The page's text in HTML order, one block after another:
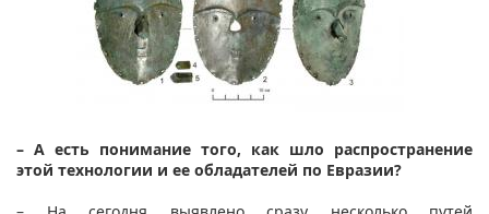
– А есть понимание того, как шло распространение
этой технологии и ее обладателей по Евразии?